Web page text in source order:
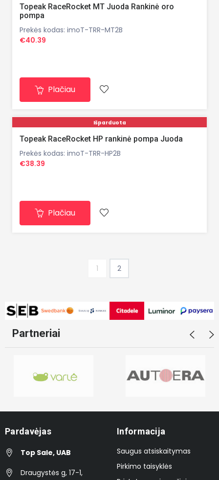
Topeak RaceRocket MT Juoda Rankinė oro
pompa
Prekės kodas: imoT-TRR-MT2B
€40.39
Plačiau
Išparduota
Topeak RaceRocket HP rankinė pompa Juoda
Prekės kodas: imoT-TRR-HP2B
€38.39
Plačiau
1 2
Partneriai
Pardavėjas
Top Sale, UAB
Draugystės g, 17-1,
Informacija
Saugus atsiskaitymas
Pirkimo taisyklės